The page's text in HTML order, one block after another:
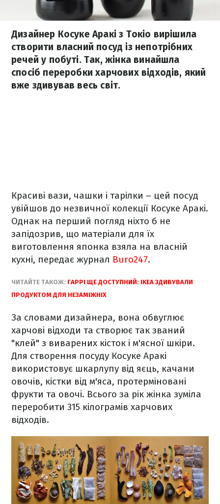
Дизайнер Косуке Аракі з Токіо вирішила
створити власний посуд із непотрібних
речей у побуті. Так, жінка винайшла
спосіб переробки харчових відходів, який
вже здивував весь світ.
Красиві вази, чашки і тарілки – цей посуд
увійшов до незвичної колекції Косуке Аракі.
Однак на перший погляд ніхто б не
запідозрив, що матеріали для їх
виготовлення японка взяла на власній
кухні, передає журнал Buro247.
ЧИТАЙТЕ ТАКОЖ: ГАРРІ ЩЕ ДОСТУПНИЙ: IKEA ЗДИВУВАЛИ
ПРОДУКТОМ ДЛЯ НЕЗАМІЖНІХ
За словами дизайнера, вона обвуглює
харчові відходи та створює так званий
"клей" з виварених кісток і м'ясної шкіри.
Для створення посуду Косуке Аракі
використовує шкарлупу від яєць, качани
овочів, кістки від м'яса, протерміновані
фрукти та овочі. Всього за рік жінка зуміла
переробити 315 кілограмів харчових
відходів.